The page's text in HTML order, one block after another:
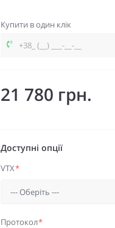
Купити в один клік
21 780 грн.
Доступні опції
VTX*
Протокол*